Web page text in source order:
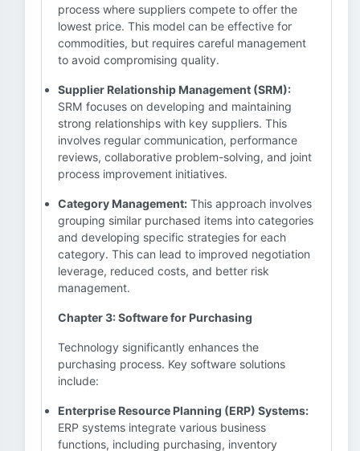
process where suppliers compete to offer the
lowest price. This model can be effective for
commodities, but requires careful management
to avoid compromising quality.
Supplier Relationship Management (SRM):
SRM focuses on developing and maintaining
strong relationships with key suppliers. This
involves regular communication, performance
reviews, collaborative problem-solving, and joint
process improvement initiatives.
Category Management: This approach involves
grouping similar purchased items into categories
and developing specific strategies for each
category. This can lead to improved negotiation
leverage, reduced costs, and better risk
management.
Chapter 3: Software for Purchasing
Technology significantly enhances the
purchasing process. Key software solutions
include:
Enterprise Resource Planning (ERP) Systems:
ERP systems integrate various business
functions, including purchasing, inventory